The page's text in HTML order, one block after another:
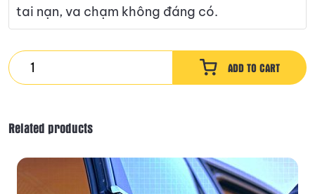
tai nạn, va chạm không đáng có.
Zestech
Android
quantity
ADD TO CART
Related products